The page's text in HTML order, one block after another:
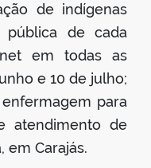
de indígenas
pública de cada
em todas as
e 10 de julho;
para
atendimento de
em Carajás.